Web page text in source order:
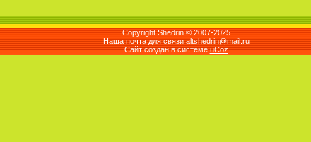
Copyright Shedrin © 2007-2025
Наша почта для связи altshedrin@mail.ru
Сайт создан в системеuCoz